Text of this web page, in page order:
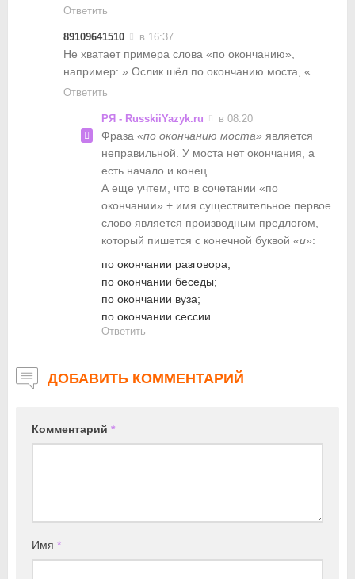
Ответить
89109641510 в 16:37
Не хватает примера слова «по окончанию»,
например: » Ослик шёл по окончанию моста, «.
Ответить
РЯ - RusskiiYazyk.ru в 08:20
Фраза «по окончанию моста» является
неправильной. У моста нет окончания, а
есть начало и конец.
А еще учтем, что в сочетании «по
окончании» + имя существительное первое
слово является производным предлогом,
который пишется с конечной буквой «и»:
по окончании разговора;
по окончании беседы;
по окончании вуза;
по окончании сессии.
Ответить
ДОБАВИТЬ КОММЕНТАРИЙ
Комментарий *
Имя *